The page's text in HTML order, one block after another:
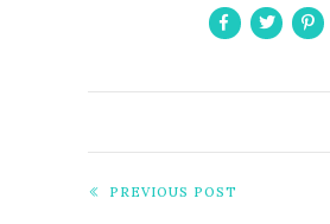
PREVIOUS POST